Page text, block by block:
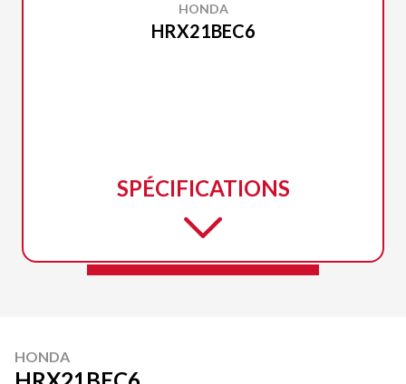
HONDA
HRX21BEC6
SPÉCIFICATIONS
HONDA